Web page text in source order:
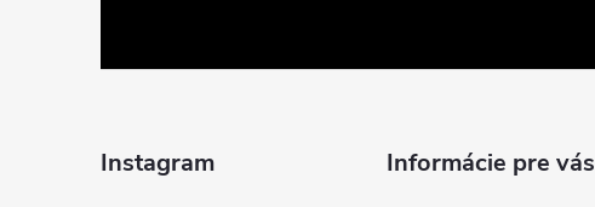
Instagram Informácie pre vás